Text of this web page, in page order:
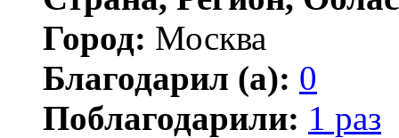
Город: Москва
Благодарил (а): 0
Поблагодарили: 1 раз